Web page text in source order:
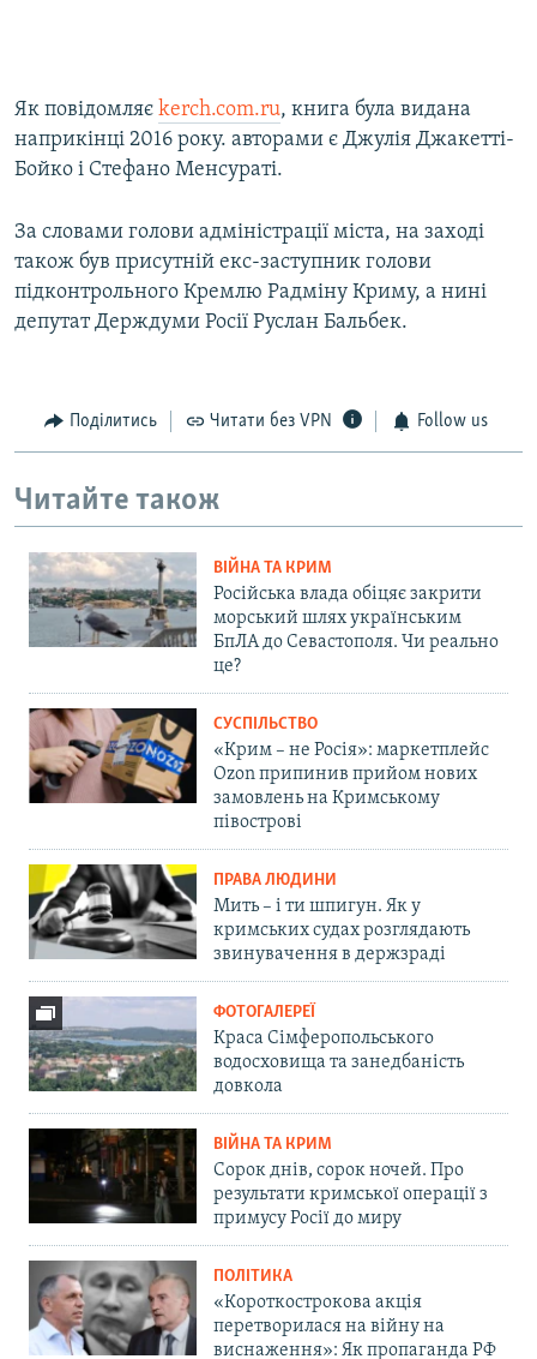
Як повідомляє kerch.com.ru, книга була видана
наприкінці 2016 року. авторами є Джулія Джакетті-
Бойко і Стефано Менсураті.
За словами голови адміністрації міста, на заході
також був присутній екс-заступник голови
підконтрольного Кремлю Радміну Криму, а нині
депутат Держдуми Росії Руслан Бальбек.
Поділитись Читати без VPN Follow us
Читайте також
ВІЙНА ТА КРИМ
Російська влада обіцяє закрити
морський шлях українським
БпЛА до Севастополя. Чи реально
це?
СУСПІЛЬСТВО
«Крим – не Росія»: маркетплейс
Ozon припинив прийом нових
замовлень на Кримському
півострові
ПРАВА ЛЮДИНИ
Мить – і ти шпигун. Як у
кримських судах розглядають
звинувачення в держзраді
ФОТОГАЛЕРЕЇ
Краса Сімферопольського
водосховища та занедбаність
довкола
ВІЙНА ТА КРИМ
Сорок днів, сорок ночей. Про
результати кримської операції з
примусу Росії до миру
ПОЛІТИКА
«Короткострокова акція
перетворилася на війну на
виснаження»: Як пропаганда РФ